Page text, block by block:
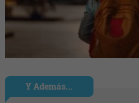
Y Además...